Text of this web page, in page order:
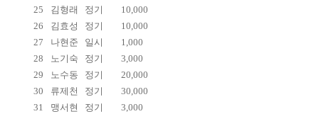
25
김형래 정기
10,000
26
김효성 정기
10,000
27
나현준 일시
1,000
28
노기숙 정기
3,000
29
노수동 정기
20,000
30
류제천 정기
30,000
31
맹서현 정기
3,000